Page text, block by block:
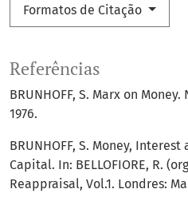
Formatos de Citação
Referências
BRUNHOFF, S. Marx on
1976.
BRUNHOFF, S. Money, Interest
Capital. In: BELLOFIORE, R.
Reappraisal, Vol.1. Londres: